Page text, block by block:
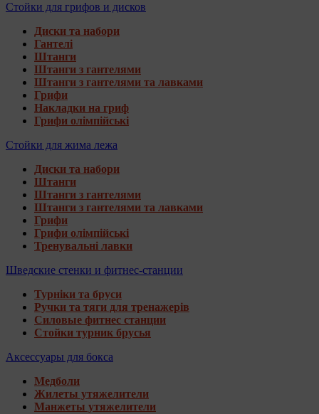
Стойки для грифов и дисков
Диски та набори
Гантелі
Штанги
Штанги з гантелями
Штанги з гантелями та лавками
Грифи
Накладки на гриф
Грифи олімпійські
Стойки для жима лежа
Диски та набори
Штанги
Штанги з гантелями
Штанги з гантелями та лавками
Грифи
Грифи олімпійські
Тренувальні лавки
Шведские стенки и фитнес-станции
Турніки та бруси
Ручки та тяги для тренажерів
Силовые фитнес станции
Стойки турник брусья
Аксессуары для бокса
Медболи
Жилеты утяжелители
Манжеты утяжелители